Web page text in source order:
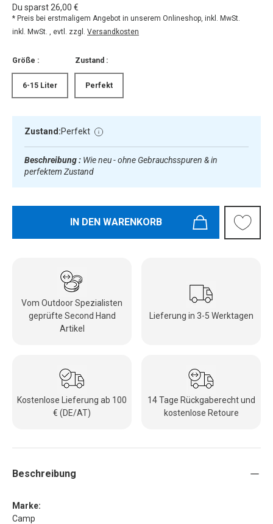
Du sparst 26,00 €
* Preis bei erstmaligem Angebot in unserem Onlineshop, inkl. MwSt.
inkl. MwSt. , evtl. zzgl. Versandkosten
Größe :
6-15 Liter
Zustand :
Perfekt
Zustand:Perfekt
Beschreibung : Wie neu - ohne Gebrauchsspuren & in
perfektem Zustand
IN DEN WARENKORB
Vom Outdoor Spezialisten
geprüfte Second Hand
Artikel
Lieferung in 3-5 Werktagen
Kostenlose Lieferung ab 100
€ (DE/AT)
14 Tage Rückgaberecht und
kostenlose Retoure
Beschreibung
Marke:
Camp